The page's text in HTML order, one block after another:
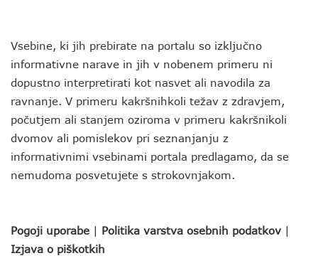
Vsebine, ki jih prebirate na portalu so izključno
informativne narave in jih v nobenem primeru ni
dopustno interpretirati kot nasvet ali navodila za
ravnanje. V primeru kakršnihkoli težav z zdravjem,
počutjem ali stanjem oziroma v primeru kakršnikoli
dvomov ali pomislekov pri seznanjanju z
informativnimi vsebinami portala predlagamo, da se
nemudoma posvetujete s strokovnjakom.
Pogoji uporabe | Politika varstva osebnih podatkov |
Izjava o piškotkih